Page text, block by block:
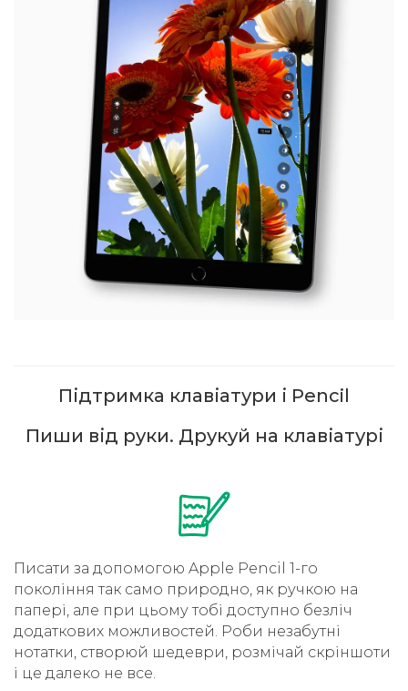
Підтримка клавіатури і Pencil
Пиши від руки. Друкуй на клавіатурі
Писати за допомогою Apple Pencil 1-го
покоління так само природно, як ручкою на
папері, але при цьому тобі доступно безліч
додаткових можливостей. Роби незабутні
нотатки, створюй шедеври, розмічай скріншоти
і це далеко не все.